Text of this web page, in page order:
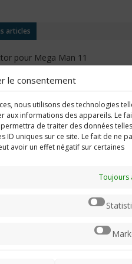
le consentement
nous utilisons des technologies
aux informations des appareils. Le
de traiter des données
ID uniques sur ce site. Le fait de ne
avoir un effet négatif sur certaines
Toujours
articles
pour Mega Man 11
de
Toute
complète
est
DERNIERS
en
de